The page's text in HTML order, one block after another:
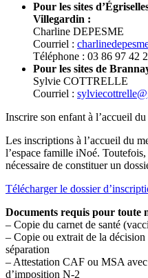
Pour les sites
Villegardin :
Charline DEPESME
Courriel :
Téléphone : 03 86 97 42
Pour les sites de
Sylvie COTTRELLE
Courriel :
Inscrire son enfant à l’accueil
Les inscriptions à l’accueil du
l’espace famille iNoé.
nécessaire de constituer un
Télécharger le dossier
Documents requis pour toute
– Copie du carnet de santé
– Copie ou extrait de la
séparation
– Attestation CAF ou MSA
d’imposition N-2